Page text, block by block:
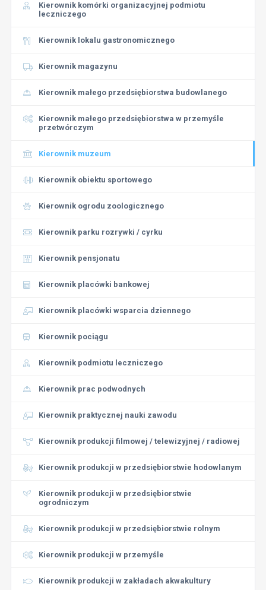
Kierownik komórki organizacyjnej podmiotu
leczniczego
Kierownik lokalu gastronomicznego
Kierownik magazynu
Kierownik małego przedsiębiorstwa budowlanego
Kierownik małego przedsiębiorstwa w przemyśle
przetwórczym
Kierownik muzeum
Kierownik obiektu sportowego
Kierownik ogrodu zoologicznego
Kierownik parku rozrywki / cyrku
Kierownik pensjonatu
Kierownik placówki bankowej
Kierownik placówki wsparcia dziennego
Kierownik pociągu
Kierownik podmiotu leczniczego
Kierownik prac podwodnych
Kierownik praktycznej nauki zawodu
Kierownik produkcji filmowej / telewizyjnej / radiowej
Kierownik produkcji w przedsiębiorstwie hodowlanym
Kierownik produkcji w przedsiębiorstwie
ogrodniczym
Kierownik produkcji w przedsiębiorstwie rolnym
Kierownik produkcji w przemyśle
Kierownik produkcji w zakładach akwakultury